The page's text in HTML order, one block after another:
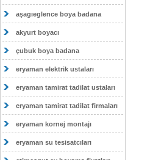
aşagıeglence boya badana
akyurt boyacı
çubuk boya badana
eryaman elektrik ustaları
eryaman tamirat tadilat ustaları
eryaman tamirat tadilat firmaları
eryaman kornej montajı
eryaman su tesisatcıları